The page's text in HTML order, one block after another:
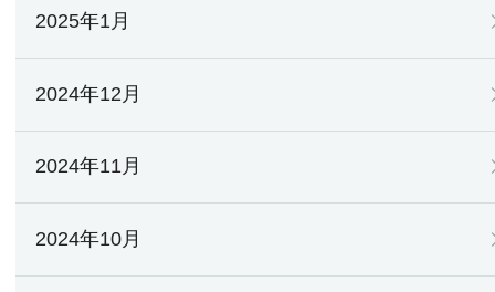
2025年1月
2024年12月
2024年11月
2024年10月